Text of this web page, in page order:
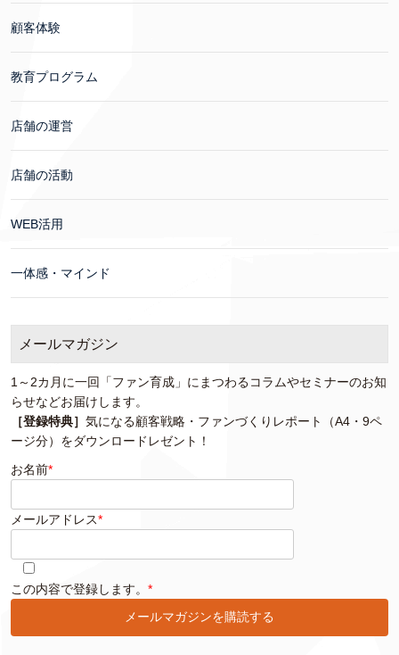
顧客体験
教育プログラム
店舗の運営
店舗の活動
WEB活用
一体感・マインド
メールマガジン
1～2カ月に一回「ファン育成」にまつわるコラムやセミナーのお知
らせなどお届けします。
［登録特典］ 気になる顧客戦略・ファンづくりレポート（A4・9ペ
ージ分）をダウンロードレゼント！
お名前*
メールアドレス*
このフィールドは空のままにしてください。
この内容で登録します。 *